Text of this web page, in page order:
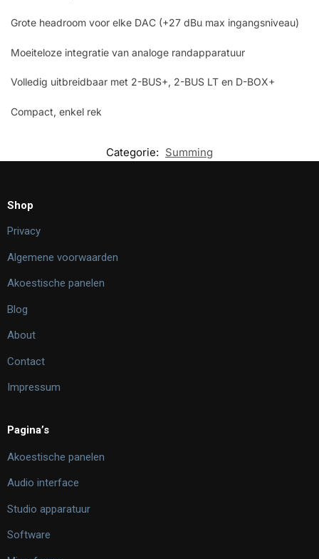
Grote headroom voor elke DAC (+27 dBu max ingangsniveau)
Moeiteloze integratie van analoge randapparatuur
Volledig uitbreidbaar met 2-BUS+, 2-BUS LT en D-BOX+
Compact, enkel rek
Categorie: Summing
Shop
Privacy
Algemene voorwaarden
Akoestische panelen
Blog
About
Contact
Impressum
Pagina’s
Akoestische panelen
Audio interface
Studio apparatuur
Software